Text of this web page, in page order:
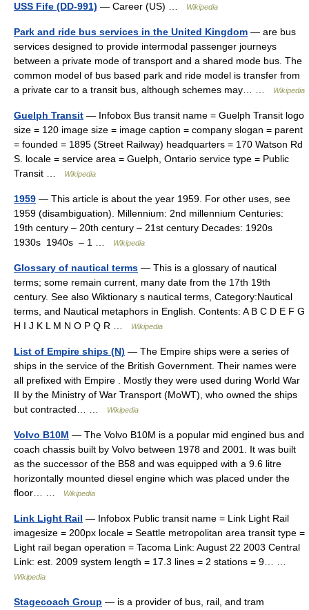
USS Fife (DD-991) — Career (US) … Wikipedia
Park and ride bus services in the United Kingdom — are bus
services designed to provide intermodal passenger journeys
between a private mode of transport and a shared mode bus. The
common model of bus based park and ride model is transfer from
a private car to a transit bus, although schemes may… …
Wikipedia
Guelph Transit — Infobox Bus transit name = Guelph Transit logo
size = 120 image size = image caption = company slogan = parent
= founded = 1895 (Street Railway) headquarters = 170 Watson Rd
S. locale = service area = Guelph, Ontario service type = Public
Transit …
Wikipedia
1959 — This article is about the year 1959. For other uses, see
1959 (disambiguation). Millennium: 2nd millennium Centuries:
19th century – 20th century – 21st century Decades: 1920s
1930s 1940s – 1 …
Wikipedia
Glossary of nautical terms — This is a glossary of nautical
terms; some remain current, many date from the 17th 19th
century. See also Wiktionary s nautical terms, Category:Nautical
terms, and Nautical metaphors in English. Contents: A B C D E F G
H I J K L M N O P Q R …
Wikipedia
List of Empire ships (N) — The Empire ships were a series of
ships in the service of the British Government. Their names were
all prefixed with Empire . Mostly they were used during World War
II by the Ministry of War Transport (MoWT), who owned the ships
but contracted… …
Wikipedia
Volvo B10M — The Volvo B10M is a popular mid engined bus and
coach chassis built by Volvo between 1978 and 2001. It was built
as the successor of the B58 and was equipped with a 9.6 litre
horizontally mounted diesel engine which was placed under the
floor… …
Wikipedia
Link Light Rail — Infobox Public transit name = Link Light Rail
imagesize = 200px locale = Seattle metropolitan area transit type =
Light rail began operation = Tacoma Link: August 22 2003 Central
Link: est. 2009 system length = 17.3 lines = 2 stations = 9… …
Wikipedia
Stagecoach Group — is a provider of bus, rail, and tram